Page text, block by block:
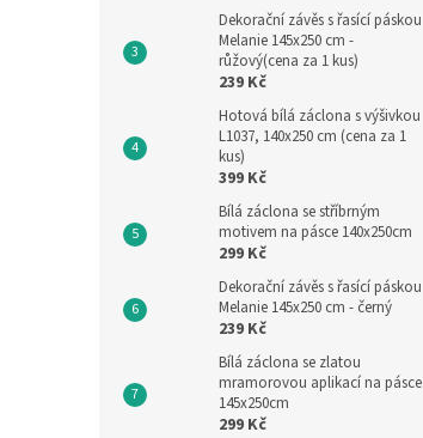
Dekorační závěs s řasící páskou
Melanie 145x250 cm -
růžový(cena za 1 kus)
239 Kč
Hotová bílá záclona s výšivkou
L1037, 140x250 cm (cena za 1
kus)
399 Kč
Bílá záclona se stříbrným
motivem na pásce 140x250cm
299 Kč
Dekorační závěs s řasící páskou
Melanie 145x250 cm - černý
239 Kč
Bílá záclona se zlatou
mramorovou aplikací na pásce
145x250cm
299 Kč